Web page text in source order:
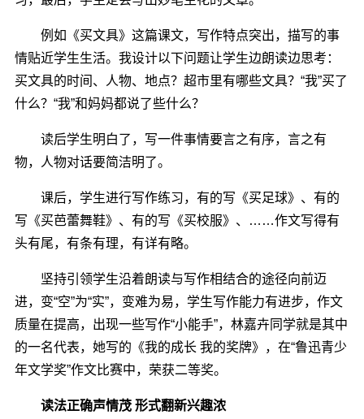
例如《买文具》这篇课文，写作特点突出，描写的事
情贴近学生生活。我设计以下问题让学生边朗读边思考：
买文具的时间、人物、地点？超市里有哪些文具？“我”买了
什么？“我”和妈妈都说了些什么？
读后学生明白了，写一件事情要言之有序，言之有
物，人物对话要简洁明了。
课后，学生进行写作练习，有的写《买足球》、有的
写《买芭蕾舞鞋》、有的写《买校服》、……作文写得有
头有尾，有条有理，有详有略。
坚持引领学生沿着朗读与写作相结合的途径向前迈
进，变“空”为“实”，变难为易，学生写作能力有进步，作文
质量在提高，出现一些写作“小能手”，林嘉卉同学就是其中
的一名代表，她写的《我的成长 我的奖牌》，在“鲁迅青少
年文学奖”作文比赛中，荣获二等奖。
读法正确声情茂 形式翻新兴趣浓